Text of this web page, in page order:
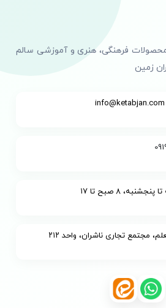
فرهنگی، هنری و آموزشی سالم
زمین
۸ صبح تا ۱۷
مجتمع تجاری ناشران، واحد ۲۱۲